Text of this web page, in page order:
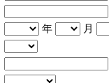
年
月